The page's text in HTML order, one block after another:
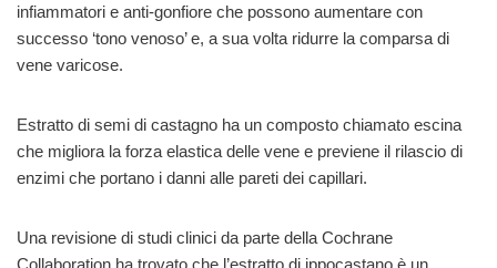
infiammatori e anti-gonfiore che possono aumentare con
successo ‘tono venoso’ e, a sua volta ridurre la comparsa di
vene varicose.
Estratto di semi di castagno ha un composto chiamato escina
che migliora la forza elastica delle vene e previene il rilascio di
enzimi che portano i danni alle pareti dei capillari.
Una revisione di studi clinici da parte della Cochrane